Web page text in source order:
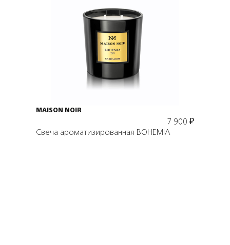
Подробнее
В корзину
MAISON NOIR
7 900 ₽
Свеча ароматизированная BOHEMIA